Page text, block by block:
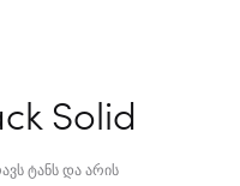
Solid
ტანს და არის